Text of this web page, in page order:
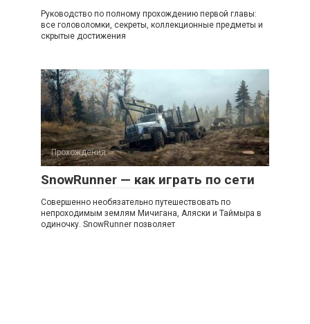
Руководство по полному прохождению первой главы:
все головоломки, секреты, коллекционные предметы и
скрытые достижения
Прохождения
SnowRunner — как играть по сети
Совершенно необязательно путешествовать по
непроходимым землям Мичигана, Аляски и Таймыра в
одиночку. SnowRunner позволяет